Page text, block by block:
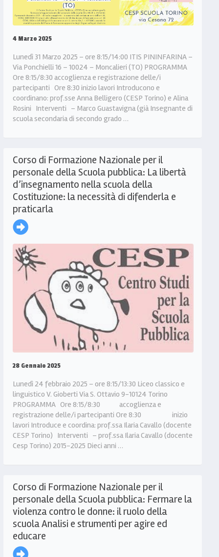
4 Marzo 2025
Lunedì 31 Marzo 2025 – ore 8:15/14:00 ITIS PININFARINA –
Via Ponchielli 16 – 10024 – Moncalieri (TO) PROGRAMMA
Ore 8:15/8:30 accoglienza e registrazione delle/i
partecipanti Ore 8:30 inizio lavori Introducono e
coordinano: prof.sse Anna Belligero (CESP Torino) e Alina
Rosini Interventi – Marco Guastavigna (già Insegnante di
scuola secondaria di secondo grado …
Corso di Formazione Nazionale per il
personale della Scuola pubblica: La libertà
d’insegnamento nella scuola della
Costituzione: la necessità di difenderla e
praticarla
28 Gennaio 2025
Lunedì 24 febbraio 2025 – ore 8:15/13:30 Liceo classico e
linguistico V. Gioberti Via S. Ottavio 9-10124 Torino
PROGRAMMA Ore 8:15/8:30 accoglienza e
registrazione delle/i partecipanti Ore 8:30 inizio
lavori Introduce e coordina: prof.ssa Ilaria Cavallo (docente
CESP Torino) Interventi – prof.ssa Ilaria Cavallo (docente
Cesp Torino) 2015-2025 Dieci anni …
Corso di Formazione Nazionale per il
personale della Scuola pubblica: Fermare la
violenza contro le donne: il ruolo della
scuola Analisi e strumenti per agire ed
educare